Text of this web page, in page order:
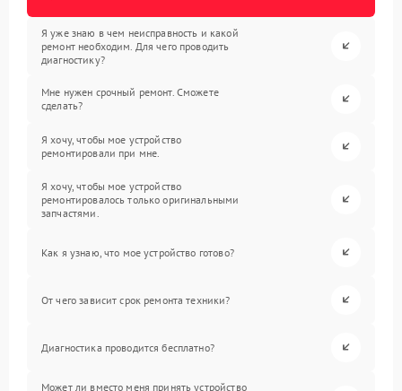
Я уже знаю в чем неисправность и какой
ремонт необходим. Для чего проводить
диагностику?
Мне нужен срочный ремонт. Сможете
сделать?
Я хочу, чтобы мое устройство
ремонтировали при мне.
Я хочу, чтобы мое устройство
ремонтировалось только оригинальными
запчастями.
Как я узнаю, что мое устройство готово?
От чего зависит срок ремонта техники?
Диагностика проводится бесплатно?
Может ли вместо меня принять устройство